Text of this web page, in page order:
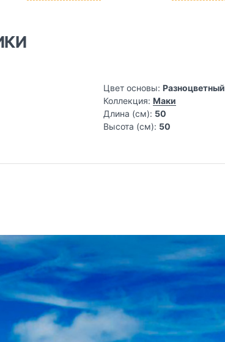
Цвет основы: Разноцветный
Коллекция: Маки
Длина (см): 50
Высота (см): 50